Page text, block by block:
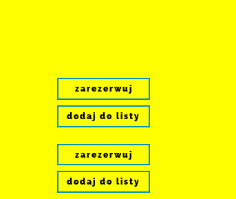
zarezerwuj
dodaj do listy
zarezerwuj
dodaj do listy